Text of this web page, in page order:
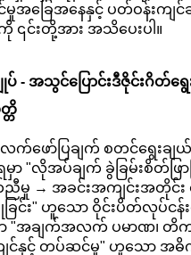
အခြေအနေနှင့် ပတ်ဝန်းကျင်ဆို
ကို ၎င်းတို့အား အသိပေးပါ။
ပ် - အသွင်ပြောင်းဒီဇိုင်းဂိတ်ရွ
တိ
ဖော်ပြချက် စတင်ရွေးချ
ာ "လိုအပ်ချက် ခွဲခြမ်းစိတ်ဖြာခ
မှု → အခင်းအကျင်းအတိုင်း
င်း" ဟူသော ဝိုင်းပိတ်လုပ်ငန်
"အချက်အလက် ပမာဏ၊ တိက
ျင်နှင့် တပ်ဆင်မှု" ဟူသော အ